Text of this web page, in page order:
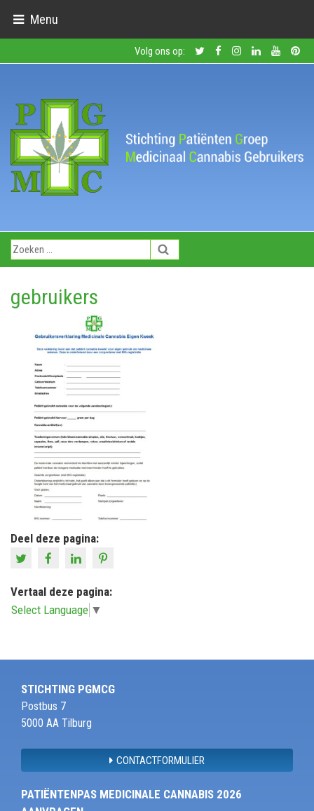
Menu
Volg ons op:
gebruikers
Deel deze pagina:
Vertaal deze pagina:
Select Language ▼
STICHTING PGMCG
Postbus 7
5000 AA Tilburg
CONTACTFORMULIER
PATIËNTENPAS MEDICINALE CANNABIS 2026